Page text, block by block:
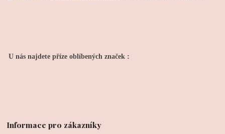
U nás najdete příze oblíbených značek :
Informace pro zákazníky